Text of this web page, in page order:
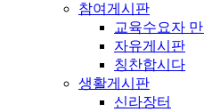
참여게시판
교육수요자
자유게시판
칭찬합시다
생활게시판
신라장터